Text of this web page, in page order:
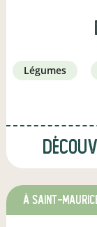
légumes
à Saint-